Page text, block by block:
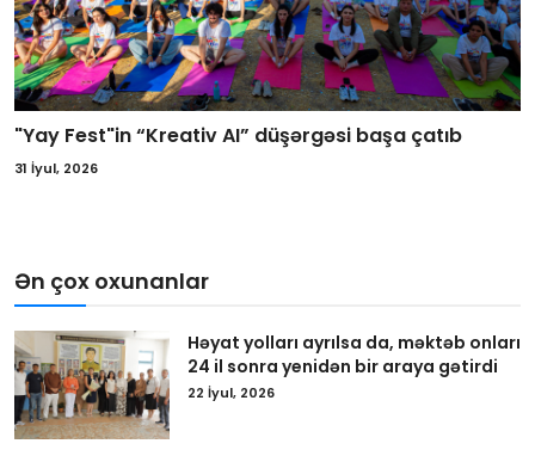
"Yay Fest"in “Kreativ AI” düşərgəsi başa çatıb
31 İyul, 2026
Ən çox oxunanlar
Həyat yolları ayrılsa da, məktəb onları
24 il sonra yenidən bir araya gətirdi
22 İyul, 2026